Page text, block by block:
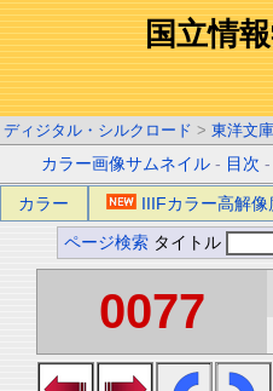
国立情
ディジタル・シルクロード > 東洋文
カラー画像サムネイル - 目次
カラー IIIFカラー高解像
ページ検索 タイトル
0077